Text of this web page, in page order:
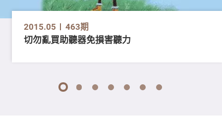
2015.05 463期
切勿亂買助聽器免損害聽力
1 2 3 4 5 6 7